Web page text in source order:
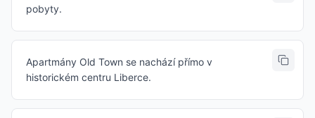
pobyty.
Apartmány Old Town se nachází přímo v
historickém centru Liberce.